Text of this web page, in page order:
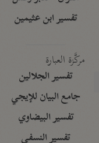
تفسير ابن عثيمين
مركَّزة العبارة
تفسير الجلالين
جامع البيان للإيجي
تفسير البيضاوي
تفسير النسفي